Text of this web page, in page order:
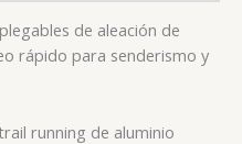
de aleación de
rápido para senderismo y
running de aluminio